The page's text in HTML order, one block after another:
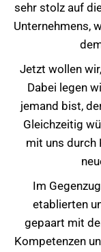
sehr stolz auf
Unternehmens,
Jetzt wollen
Dabei legen
jemand bist,
Gleichzeitig
mit uns durch
Im
etablierten
gepaart mit
Kompetenzen